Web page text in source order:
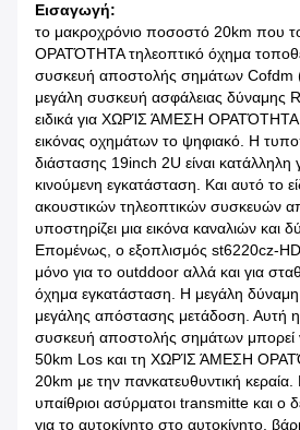
Εισαγωγή:
το μακροχρόνιο ποσοστό 20km που
ΟΡΑΤΌΤΗΤΑ τηλεοπτικό όχημα
συσκευή αποστολής σημάτων Cofdm
μεγάλη συσκευή ασφάλειας δύναμης
ειδικά για ΧΩΡΊΣ ΆΜΕΣΗ ΟΡΑΤΌΤΗΤΑ
εικόνας οχημάτων το ψηφιακό. Η
διάστασης 19inch 2U είναι κατάλληλη
κινούμενη εγκατάσταση. Και αυτό το
ακουστικών τηλεοπτικών συσκευών
υποστηρίζει μια εικόνα καναλιών και
Επομένως, ο εξοπλισμός st6220cz-HD
μόνο για το outddoor αλλά και για
όχημα εγκατάσταση. Η μεγάλη δύναμη
μεγάλης απόστασης μετάδοση. Αυτή
συσκευή αποστολής σημάτων μπορεί
50km Los και τη ΧΩΡΊΣ ΆΜΕΣΗ
20km με την πανκατευθυντική
υπαίθριοι ασύρματοι transmitte και ο
για το αυτοκίνητο στο αυτοκίνητο,